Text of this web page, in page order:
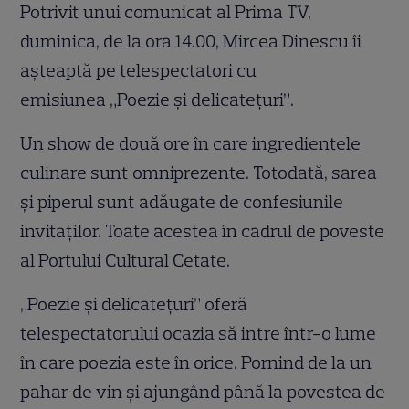
Potrivit unui comunicat al Prima TV,
duminica, de la ora 14.00, Mircea Dinescu îi
așteaptă pe telespectatori cu
emisiunea „Poezie și delicatețuri”.
Un show de două ore în care ingredientele
culinare sunt omniprezente. Totodată, sarea
și piperul sunt adăugate de confesiunile
invitaților. Toate acestea în cadrul de poveste
al Portului Cultural Cetate.
„Poezie și delicatețuri” oferă
telespectatorului ocazia să intre într-o lume
în care poezia este în orice. Pornind de la un
pahar de vin și ajungând până la povestea de